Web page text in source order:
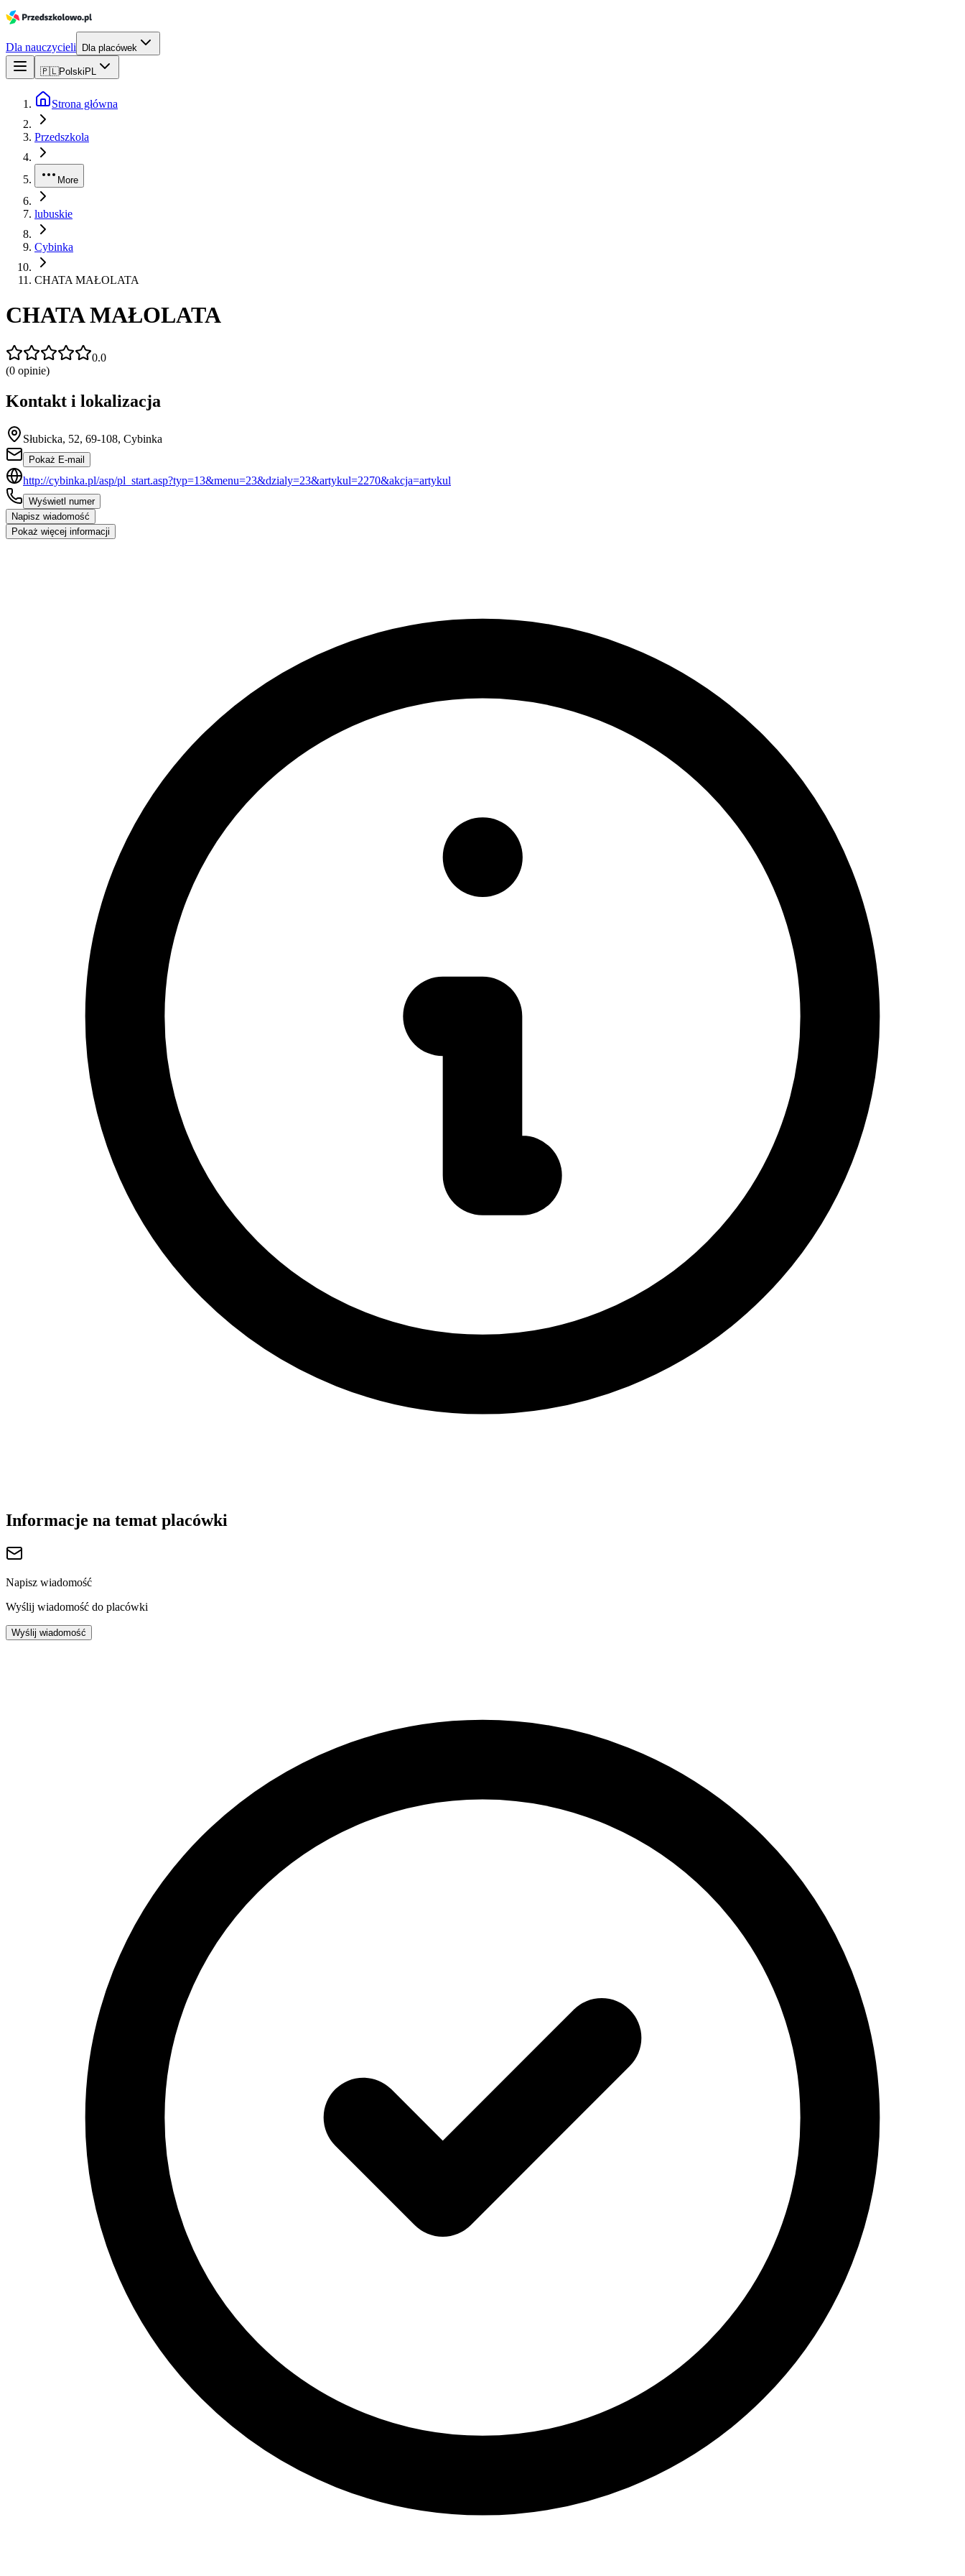
Dla nauczycieli Dla placówek
🇵🇱Polski PL
Strona główna
Przedszkola
More
lubuskie
Cybinka
CHATA MAŁOLATA
CHATA MAŁOLATA
0.0
(0 opinie)
Kontakt i lokalizacja
Słubicka, 52, 69-108, Cybinka
Pokaż E-mail
http://cybinka.pl/asp/pl_start.asp?typ=13&menu=23&dzialy=23&artykul=2270&akcja=artykul
Wyświetl numer
Napisz wiadomość
Pokaż więcej informacji
Informacje na temat placówki
Napisz wiadomość
Wyślij wiadomość do placówki
Wyślij wiadomość